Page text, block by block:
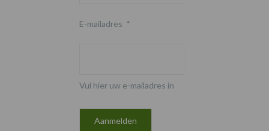
E-mailadres *
Vul hier uw e-mailadres in